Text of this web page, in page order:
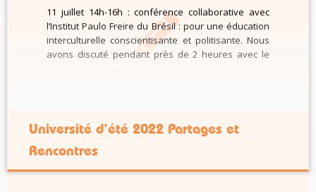
11 juillet 14h-16h : conférence collaborative avec
l’Institut Paulo Freire du Brésil : pour une éducation
interculturelle conscientisante et politisante. Nous
avons discuté pendant près de 2 heures avec le
Université d’été 2022 Partages et
Rencontres